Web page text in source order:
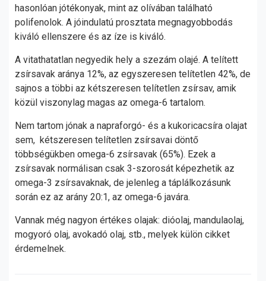
hasonlóan jótékonyak, mint az olívában található
polifenolok. A jóindulatú prosztata megnagyobbodás
kiváló ellenszere és az íze is kiváló.
A vitathatatlan negyedik hely a szezám olajé. A telített
zsírsavak aránya 12%, az egyszeresen telítetlen 42%, de
sajnos a többi az kétszeresen telítetlen zsírsav, amik
közül viszonylag magas az omega-6 tartalom.
Nem tartom jónak a napraforgó- és a kukoricacsíra olajat
sem, kétszeresen telítetlen zsírsavai döntő
többségükben omega-6 zsírsavak (65%). Ezek a
zsírsavak normálisan csak 3-szorosát képezhetik az
omega-3 zsírsavaknak, de jelenleg a táplálkozásunk
során ez az arány 20:1, az omega-6 javára.
Vannak még nagyon értékes olajak: dióolaj, mandulaolaj,
mogyoró olaj, avokadó olaj, stb., melyek külön cikket
érdemelnek.